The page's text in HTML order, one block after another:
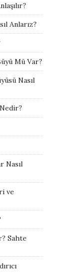
Anlarız?
Mü Var?
Nasıl
Nasıl
ve
Sahte